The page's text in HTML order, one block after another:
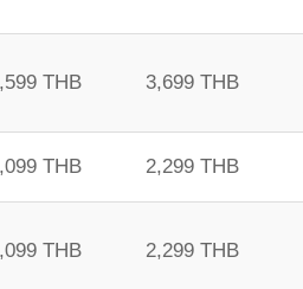
THB 3,699 THB
THB 2,299 THB
THB 2,299 THB